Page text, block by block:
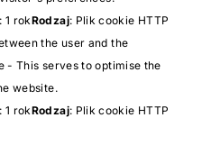
: 1 rokRodzaj: Plik cookie HTTP
the user and the
- This serves to optimise the
website.
: 1 rokRodzaj: Plik cookie HTTP